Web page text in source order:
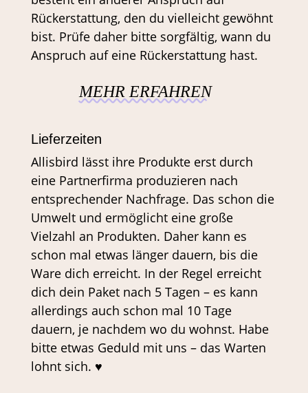
Rückerstattung, den du vielleicht gewöhnt
bist. Prüfe daher bitte sorgfältig, wann du
Anspruch auf eine Rückerstattung hast.
MEHR ERFAHREN
Lieferzeiten
Allisbird lässt ihre Produkte erst durch
eine Partnerfirma produzieren nach
entsprechender Nachfrage. Das schon die
Umwelt und ermöglicht eine große
Vielzahl an Produkten. Daher kann es
schon mal etwas länger dauern, bis die
Ware dich erreicht. In der Regel erreicht
dich dein Paket nach 5 Tagen – es kann
allerdings auch schon mal 10 Tage
dauern, je nachdem wo du wohnst. Habe
bitte etwas Geduld mit uns – das Warten
lohnt sich. ♥